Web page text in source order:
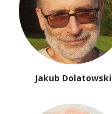
Jakub Dolatowski